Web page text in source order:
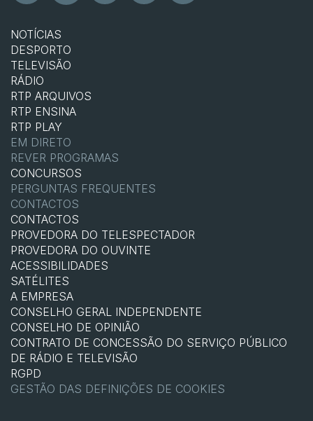
NOTÍCIAS
DESPORTO
TELEVISÃO
RÁDIO
RTP ARQUIVOS
RTP ENSINA
RTP PLAY
EM DIRETO
REVER PROGRAMAS
CONCURSOS
PERGUNTAS FREQUENTES
CONTACTOS
CONTACTOS
PROVEDORA DO TELESPECTADOR
PROVEDORA DO OUVINTE
ACESSIBILIDADES
SATÉLITES
A EMPRESA
CONSELHO GERAL INDEPENDENTE
CONSELHO DE OPINIÃO
CONTRATO DE CONCESSÃO DO SERVIÇO PÚBLICO
DE RÁDIO E TELEVISÃO
RGPD
GESTÃO DAS DEFINIÇÕES DE COOKIES